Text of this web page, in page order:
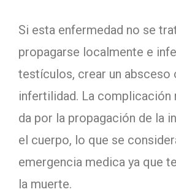
Si esta enfermedad no se
propagarse localmente e
testículos, crear un absceso
infertilidad. La complicación
da por la propagación de la
el cuerpo, lo que se
emergencia medica ya que
la muerte.